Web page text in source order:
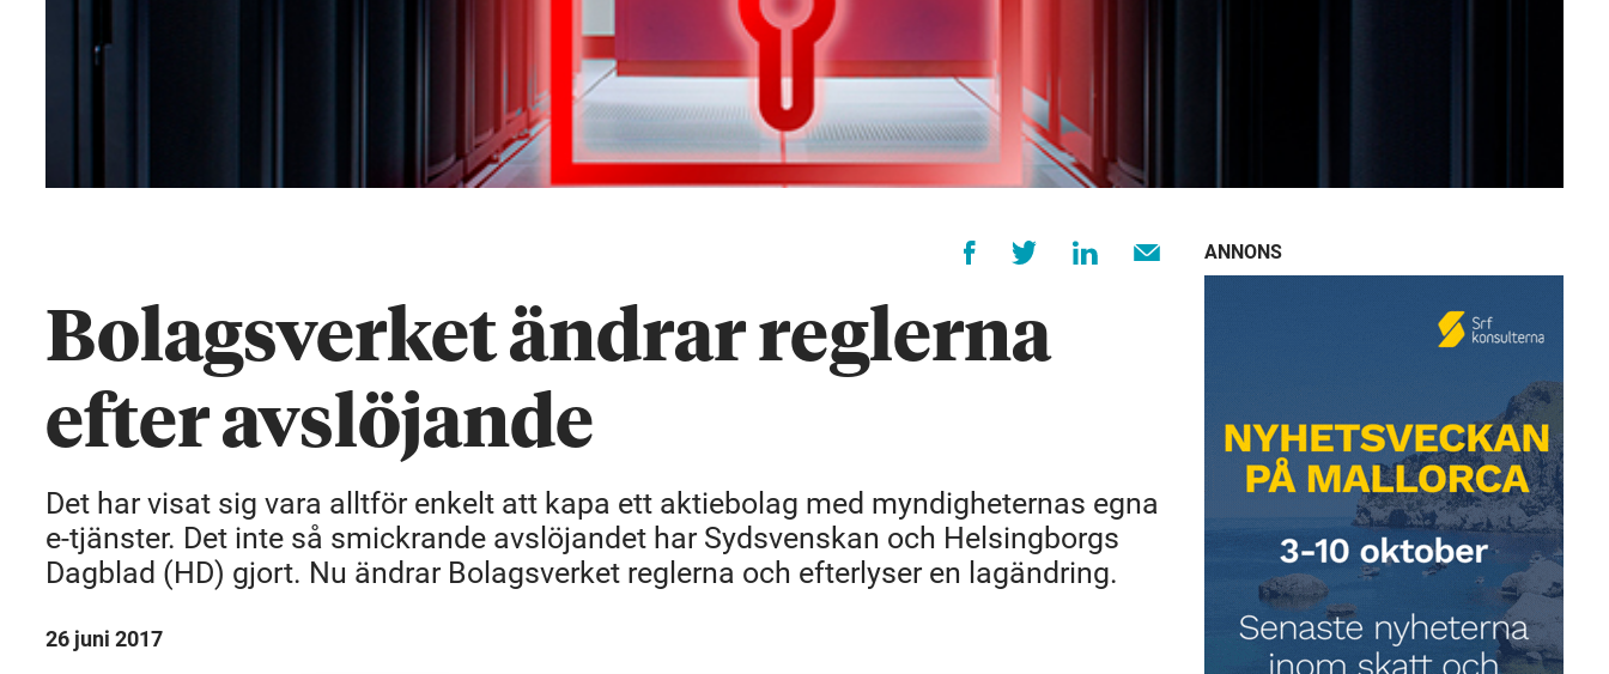
Bolagsverket ändrar reglerna
efter avslöjande
Det har visat sig vara alltför enkelt att kapa ett aktiebolag med myndigheternas egna
e-tjänster. Det inte så smickrande avslöjandet har Sydsvenskan och Helsingborgs
Dagblad (HD) gjort. Nu ändrar Bolagsverket reglerna och efterlyser en lagändring.
26 juni 2017
ANNONS